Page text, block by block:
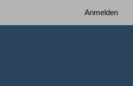
Anmelden